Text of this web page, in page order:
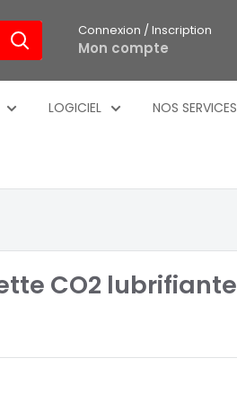
Connexion / Inscription
Mon compte
LOGICIEL NOS SERVICES
CO2 lubrifiante